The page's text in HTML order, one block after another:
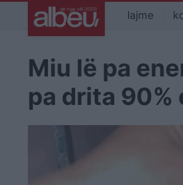
lajme
Miu lë pa
pa drita